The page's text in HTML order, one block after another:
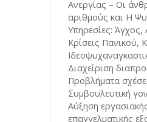
Ανεργίας – Οι
αριθμούς και Η
Υπηρεσίες: Άγχος,
Κρίσεις Πανικού,
Διαχείριση
Προβλήματα
Συμβουλευτική
Αύξηση
επαγγελματικής